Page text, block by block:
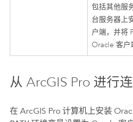
包括其他服
台服务器上
户端，并将
Oracle 客户
从 ArcGIS Pro 进行
在 ArcGIS Pro计算机上安装